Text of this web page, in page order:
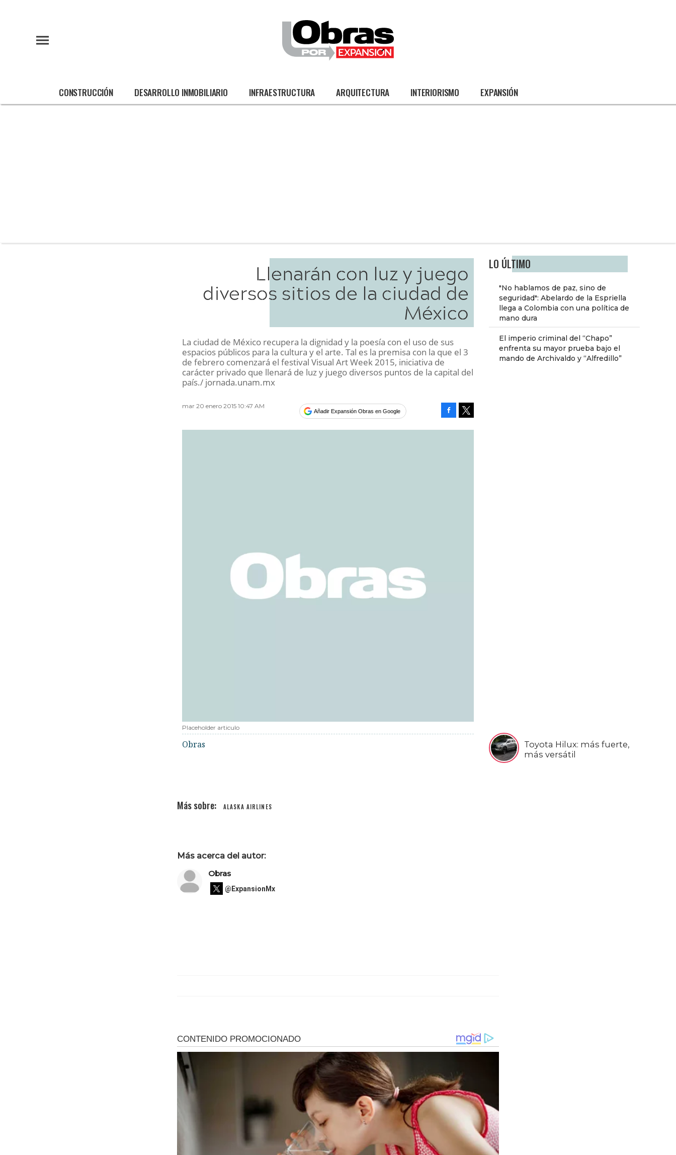
CONSTRUCCIÓN DESARROLLO INMOBILIARIO INFRAESTRUCTURA ARQUITECTURA INTERIORISMO EXPANSIÓN
LO ÚLTIMO
"No hablamos de paz, sino de
seguridad": Abelardo de la Espriella
llega a Colombia con una política de
mano dura
El imperio criminal del “Chapo”
enfrenta su mayor prueba bajo el
mando de Archivaldo y “Alfredillo”
Toyota Hilux: más fuerte,
más versátil
Llenarán con luz y juego
diversos sitios de la ciudad de
México
La ciudad de México recupera la dignidad y la poesía con el uso de sus
espacios públicos para la cultura y el arte. Tal es la premisa con la que el 3
de febrero comenzará el festival Visual Art Week 2015, iniciativa de
carácter privado que llenará de luz y juego diversos puntos de la capital del
país./ jornada.unam.mx
mar 20 enero 2015 10:47 AM
Añadir Expansión Obras en Google
Placeholder articulo
Obras
ALASKA AIRLINES
Más acerca del autor:
Obras
@ExpansionMx